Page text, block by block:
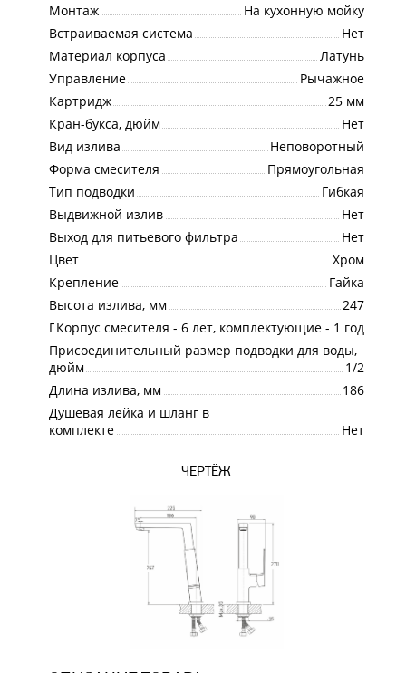
Монтаж
На кухонную мойку
Встраиваемая система
Нет
Материал корпуса
Латунь
Управление
Рычажное
Картридж
25 мм
Кран-букса, дюйм
Нет
Вид излива
Неповоротный
Форма смесителя
Прямоугольная
Тип подводки
Гибкая
Выдвижной излив
Нет
Выход для питьевого фильтра
Нет
Цвет
Хром
Крепление
Гайка
Высота излива, мм
247
Гарантия
Корпус смесителя - 6 лет, комплектующие - 1 год
Присоединительный размер подводки для воды,
дюйм
1/2
Длина излива, мм
186
Душевая лейка и шланг в
комплекте
Нет
ЧЕРТЁЖ